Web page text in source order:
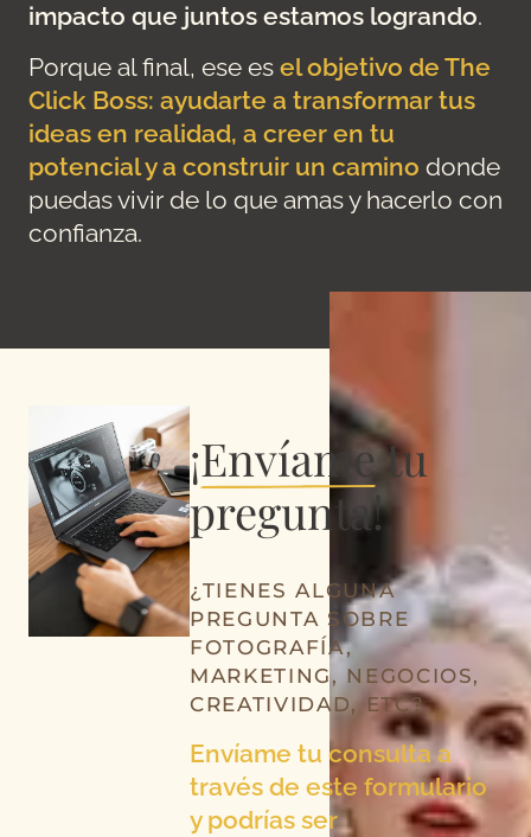
impacto que juntos estamos logrando.
Porque al final, ese es el objetivo de The
Click Boss: ayudarte a transformar tus
ideas en realidad, a creer en tu
potencial y a construir un camino donde
puedas vivir de lo que amas y hacerlo con
confianza.
¡Envíametu
pregunta!
¿TIENES ALGUNA
PREGUNTA SOBRE
FOTOGRAFÍA,
MARKETING, NEGOCIOS,
CREATIVIDAD, ETC?
Envíame tu consulta a
través de este formulario
y podrías ser